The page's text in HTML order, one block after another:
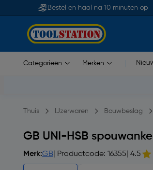
Bestel en haal na 10 minuten op
Categorieën Merken
Thuis IJzerwaren Bouwbeslag
GB UNI-HSB
Merk:GB | Productcode: 16355 | 4.5